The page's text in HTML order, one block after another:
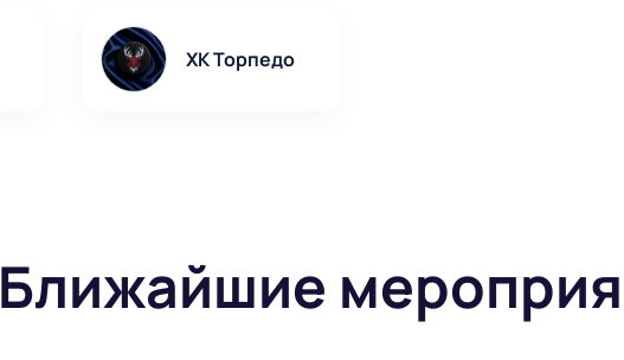
ХК Торпедо
Ближайшие